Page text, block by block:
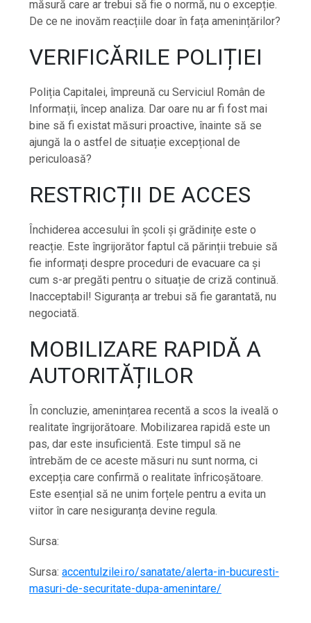
măsură care ar trebui să fie o normă, nu o excepție.
De ce ne inovăm reacțiile doar în fața amenințărilor?
VERIFICĂRILE POLIȚIEI
Poliția Capitalei, împreună cu Serviciul Român de
Informații, încep analiza. Dar oare nu ar fi fost mai
bine să fi existat măsuri proactive, înainte să se
ajungă la o astfel de situație excepțional de
periculoasă?
RESTRICȚII DE ACCES
Închiderea accesului în școli și grădinițe este o
reacție. Este îngrijorător faptul că părinții trebuie să
fie informați despre proceduri de evacuare ca și
cum s-ar pregăti pentru o situație de criză continuă.
Inacceptabil! Siguranța ar trebui să fie garantată, nu
negociată.
MOBILIZARE RAPIDĂ A
AUTORITĂȚILOR
În concluzie, amenințarea recentă a scos la iveală o
realitate îngrijorătoare. Mobilizarea rapidă este un
pas, dar este insuficientă. Este timpul să ne
întrebăm de ce aceste măsuri nu sunt norma, ci
excepția care confirmă o realitate înfricoșătoare.
Este esențial să ne unim forțele pentru a evita un
viitor în care nesiguranța devine regula.
Sursa:
Sursa:accentulzilei.ro/sanatate/alerta-in-bucuresti-
masuri-de-securitate-dupa-amenintare/